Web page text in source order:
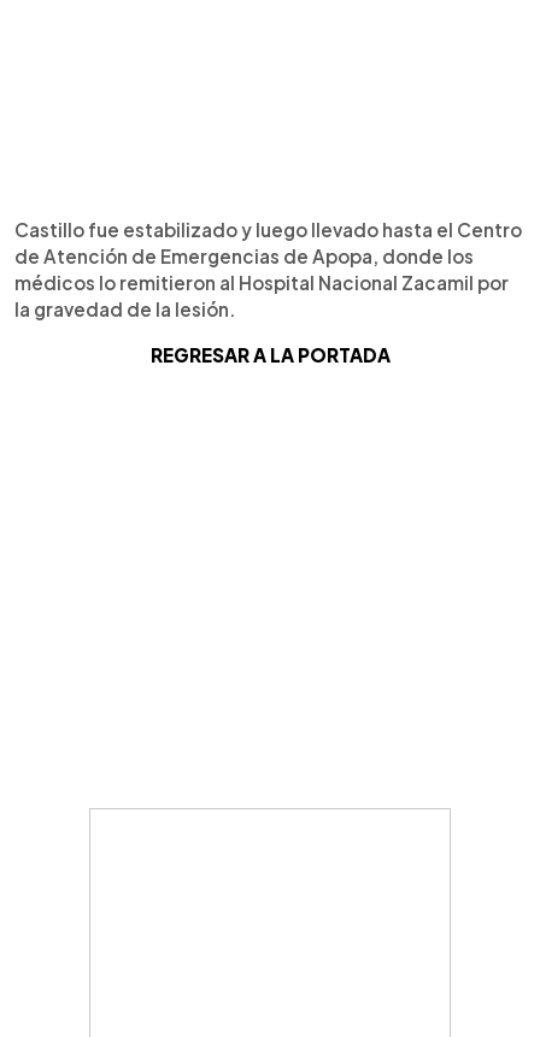
Castillo fue estabilizado y luego llevado hasta el Centro
de Atención de Emergencias de Apopa, donde los
médicos lo remitieron al Hospital Nacional Zacamil por
la gravedad de la lesión.
REGRESAR A LA PORTADA